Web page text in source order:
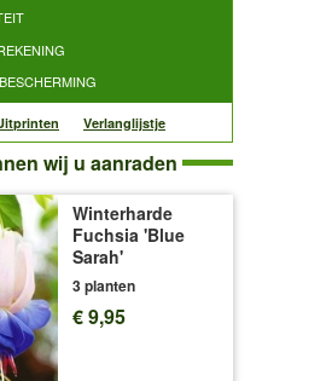
Verlanglijstje
wij u aanraden
Winterharde
Fuchsia 'Blue
Sarah'
3 planten
€ 9,95